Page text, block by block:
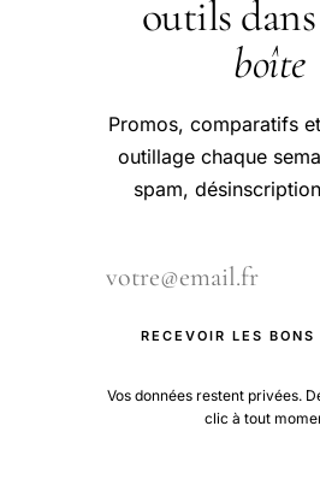
outils dans
boîte
Promos, comparatifs
outillage chaque
spam,
RECEVOIR LES
Vos données restent privées.
clic à tout